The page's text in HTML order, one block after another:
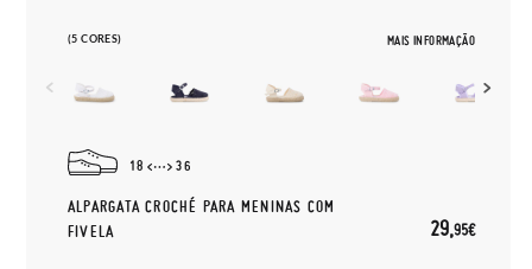
(5 CORES) MAIS INFORMAÇÃO
18 36
ALPARGATA CROCHÉ PARA MENINAS COM
FIVELA
29,95€